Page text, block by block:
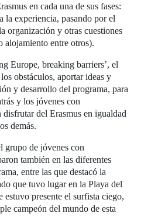
en cada una de sus fases:
la experiencia, pasando por el
organización y otras cuestiones
alojamiento entre otros).
Europe, breaking barriers’, el
obstáculos, aportar ideas y
y desarrollo del programa, para
y los jóvenes con
disfrutar del Erasmus en igualdad
demás.
grupo de jóvenes con
también en las diferentes
entre las que destacó la
que tuvo lugar en la Playa del
estuvo presente el surfista ciego,
campeón del mundo de esta